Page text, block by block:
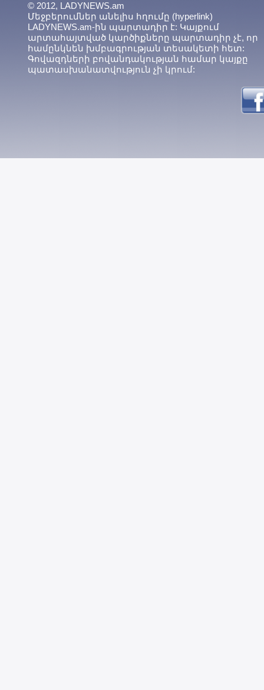
© 2012, LADYNEWS.am
Մեջբերումներ անելիս հղումը (hyperlink)
LADYNEWS.am-ին պարտադիր է: Կայքում
արտահայտված կարծիքները պարտադիր չէ, որ
համընկնեն խմբագրության տեսակետի հետ:
Գովազդների բովանդակության համար կայքը
պատասխանատվություն չի կրում: